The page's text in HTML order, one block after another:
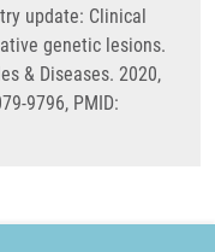
update: Clinical
genetic lesions.
& Diseases. 2020,
9796, PMID: